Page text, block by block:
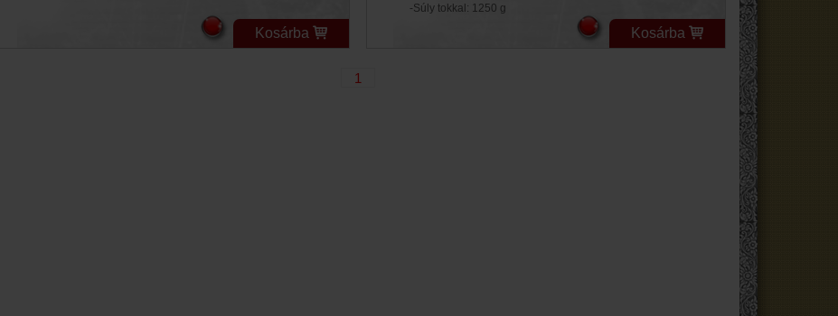
Kosárba
-Súly tokkal: 1250 g
Kosárba
1